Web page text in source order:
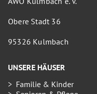
Obere Stadt 36
95326 Kulmbach
UNSERE HÄUSER
Familie & Kinder